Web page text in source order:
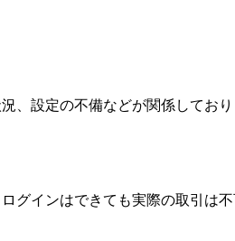
、設定の不備などが関係してお
グインはできても実際の取引は不